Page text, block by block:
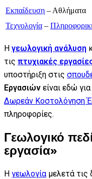
Εκπαίδευση – Αθλήματα
Τεχνολογία –
Η γεωλογική ανάλυση
τις πτυχιακές
υποστήριξη στις
Εργασιών είναι εδώ
Δωρεάν Κοστολόγηση
πληροφορίες.
Γεωλογικό
εργασία»
Η γεωλογία μελετά τις